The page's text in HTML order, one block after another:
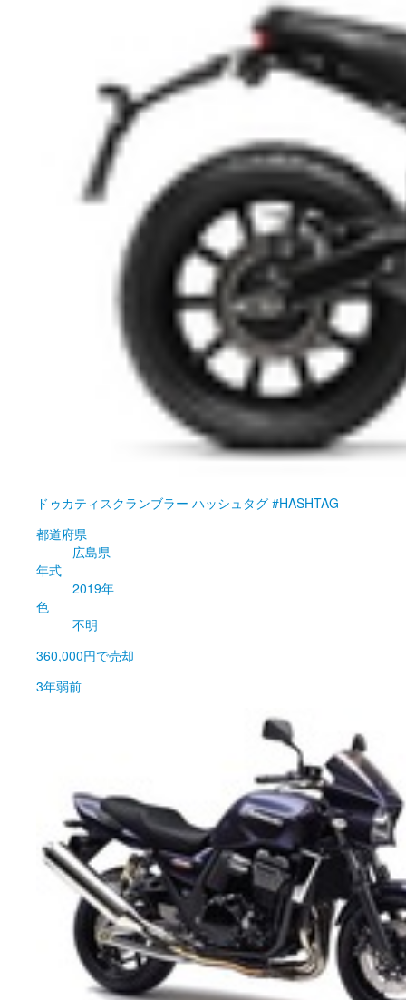
ドゥカティ スクランブラー ハッシュタグ #HASHTAG
都道府県
広島県
年式
2019年
色
不明
360,000円で売却
3年弱前